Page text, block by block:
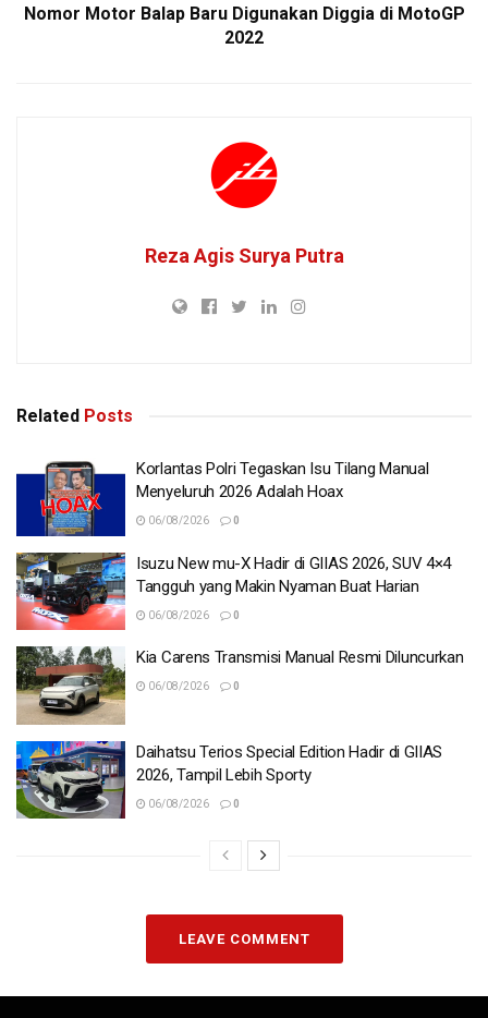
Nomor Motor Balap Baru Digunakan Diggia di MotoGP
2022
Reza Agis Surya Putra
Related Posts
Korlantas Polri Tegaskan Isu Tilang Manual
Menyeluruh 2026 Adalah Hoax
06/08/2026 0
Isuzu New mu-X Hadir di GIIAS 2026, SUV 4×4
Tangguh yang Makin Nyaman Buat Harian
06/08/2026 0
Kia Carens Transmisi Manual Resmi Diluncurkan
06/08/2026 0
Daihatsu Terios Special Edition Hadir di GIIAS
2026, Tampil Lebih Sporty
06/08/2026 0
LEAVE COMMENT